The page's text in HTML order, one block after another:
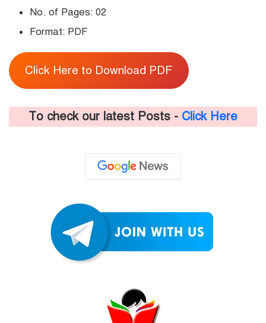
No. of Pages: 02
Format: PDF
Click Here to Download PDF
To check our latest Posts - Click Here